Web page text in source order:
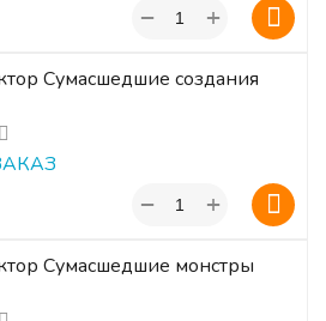
+
−
Сумасшедшие создания
+
−
Сумасшедшие монстры